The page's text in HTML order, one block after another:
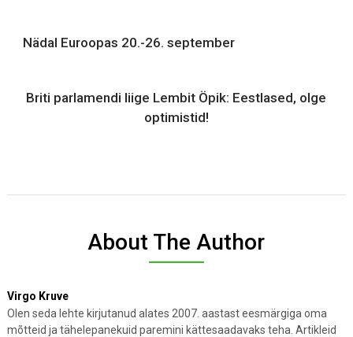
Nädal Euroopas 20.-26. september
Briti parlamendi liige Lembit Öpik: Eestlased, olge
optimistid!
About The Author
Virgo Kruve
Olen seda lehte kirjutanud alates 2007. aastast eesmärgiga oma
mõtteid ja tähelepanekuid paremini kättesaadavaks teha. Artikleid